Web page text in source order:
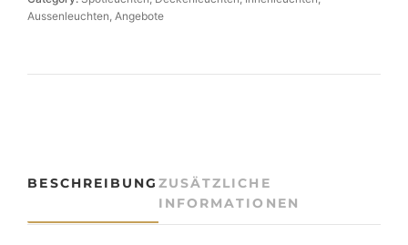
i
:
e
e
Aussenleuchten Angebote
BESCHREIBUNG ZUSÄTZLICHE
INFORMATIONEN